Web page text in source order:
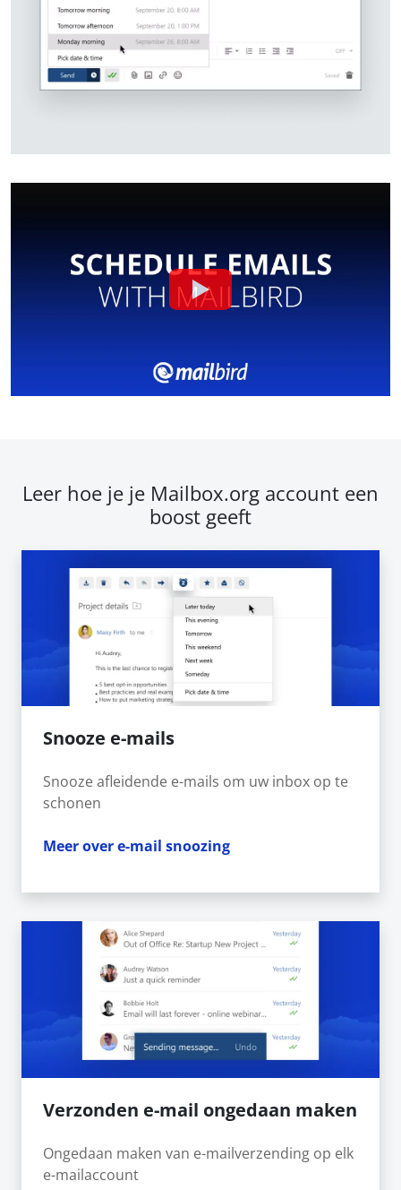
Leer hoe je je Mailbox.org account een
boost geeft
Snooze e-mails
Snooze afleidende e-mails om uw inbox op te
schonen
Meer over e-mail snoozing
Verzonden e-mail ongedaan maken
Ongedaan maken van e-mailverzending op elk
e-mailaccount